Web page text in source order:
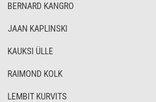
BERNARD KANGRO
JAAN KAPLINSKI
KAUKSI ÜLLE
RAIMOND KOLK
LEMBIT KURVITS